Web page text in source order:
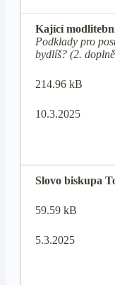
Kající
Podklady pro
bydlíš? (2.
214.96 kB
10.3.2025
Slovo biskupa
59.59 kB
5.3.2025